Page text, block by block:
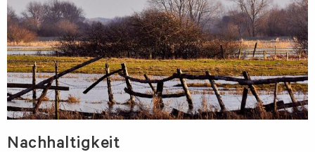
Nachhaltigkeit